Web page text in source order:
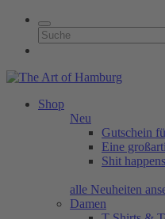
Shop
Neu
Gutschein
Eine
Shit happens
alle Neuheiten
Damen